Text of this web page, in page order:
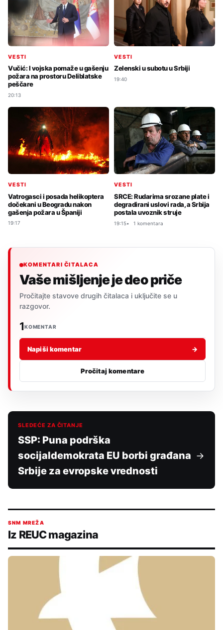
VESTI
Vučić: I vojska pomaže u gašenju
požara na prostoru Deliblatske
peščare
20:13
VESTI
Zelenski u subotu u Srbiji
19:40
VESTI
Vatrogasci i posada helikoptera
dočekani u Beogradu nakon
gašenja požara u Španiji
19:17
VESTI
SRCE: Rudarima srozane plate i
degradirani uslovi rada, a Srbija
postala uvoznik struje
19:15 1 komentara
KOMENTARI ČITALACA
Vaše mišljenje je deo priče
Pročitajte stavove drugih čitalaca i uključite se u
razgovor.
1KOMENTAR
Napiši komentar →
Pročitaj komentare
SLEDEĆE ZA ČITANJE
SSP: Puna podrška
socijaldemokrata EU borbi građana
Srbije za evropske vrednosti
SNM MREŽA
Iz REUC magazina